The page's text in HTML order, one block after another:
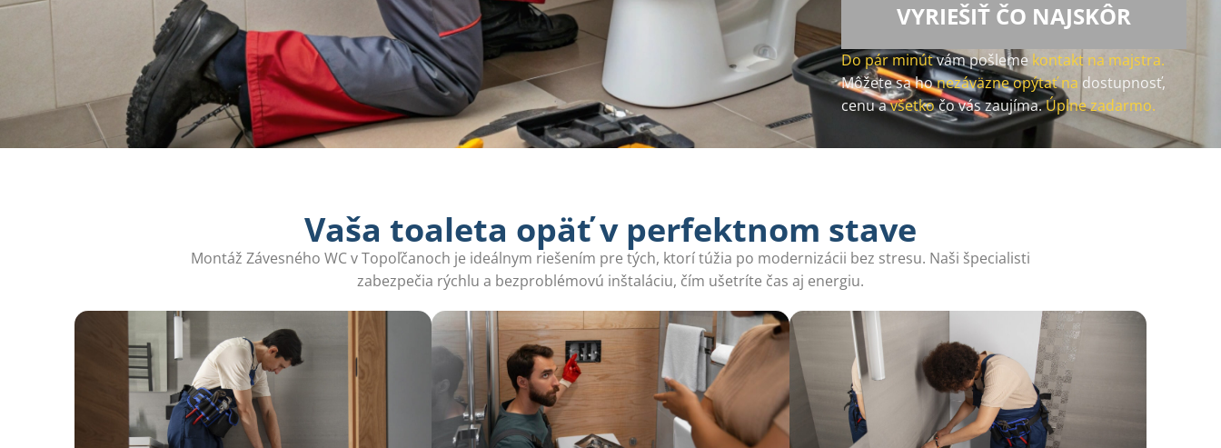
VYRIEŠIŤ ČO NAJSKÔR
Do pár minútvám pošleme kontakt na majstra.
Môžete sa honezáväzne opýtať na dostupnosť,
cenu avšetkočo vás zaujíma.Úplne zadarmo.
Vaša toaleta opäť v perfektnom stave
Montáž Závesného WC v Topoľčanoch je ideálnym riešením pre tých, ktorí túžia po modernizácii bez stresu. Naši špecialisti
zabezpečia rýchlu a bezproblémovú inštaláciu, čím ušetríte čas aj energiu.